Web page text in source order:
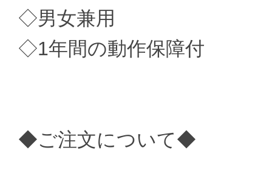
◇男女兼用
◇1年間の動作保障付
◆ご注文について◆